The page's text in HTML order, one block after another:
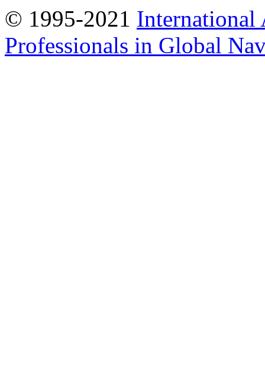
© 1995-2021 International
Professionals in Global